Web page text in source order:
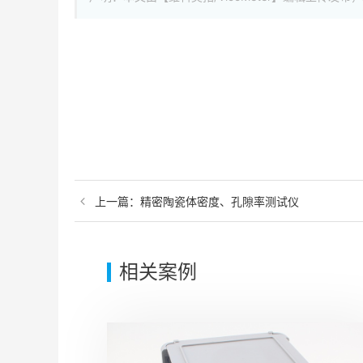
上一篇： 精密陶瓷体密度、孔隙率测试仪
相关案例